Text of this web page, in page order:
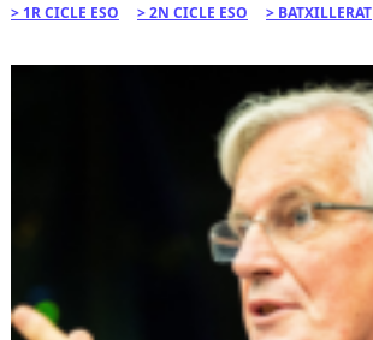
1R CICLE ESO 2N CICLE ESO BATXILLERAT